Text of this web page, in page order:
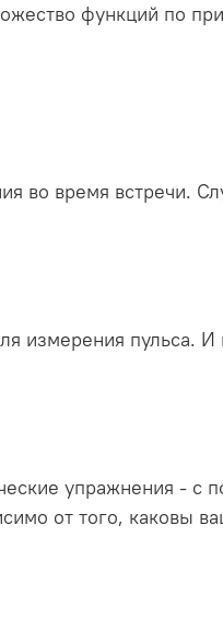
функций по
во время встречи.
измерения пульса.
упражнения - с
от того, каковы